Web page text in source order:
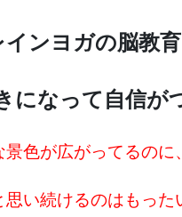
ンヨガの脳教
になって自信が
色が広がってるの
思い続けるのはもっ